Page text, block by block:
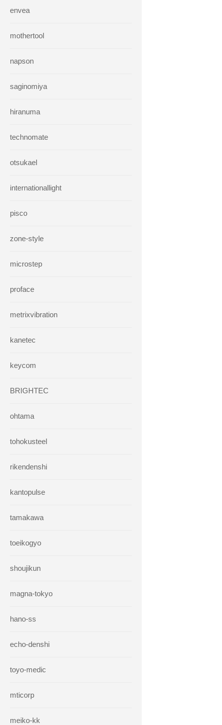
envea
mothertool
napson
saginomiya
hiranuma
technomate
otsukael
internationallight
pisco
zone-style
microstep
proface
metrixvibration
kanetec
keycom
BRIGHTEC
ohtama
tohokusteel
rikendenshi
kantopulse
tamakawa
toeikogyo
shoujikun
magna-tokyo
hano-ss
echo-denshi
toyo-medic
mticorp
meiko-kk